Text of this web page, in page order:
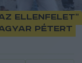
az ellenfelet”
Pétert